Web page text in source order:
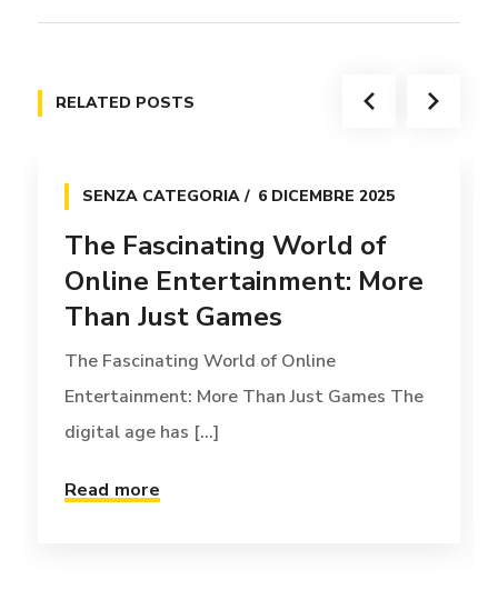
RELATED POSTS
SENZA CATEGORIA 6 DICEMBRE 2025
The Fascinating World of
Online Entertainment: More
Than Just Games
The Fascinating World of Online
Entertainment: More Than Just Games The
digital age has [...]
Read more